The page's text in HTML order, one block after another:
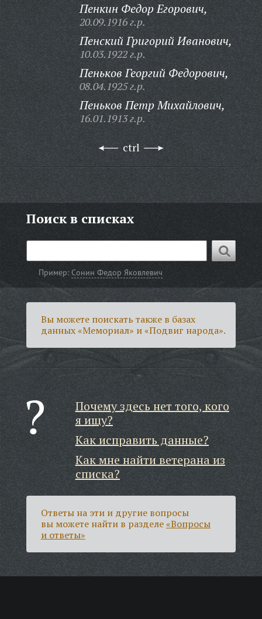
Пенкин Федор Егорович,
20.09.1916 г.р.
Пенский Григорий Иванович,
10.03.1922 г.р.
Пеньков Георгий Федорович,
08.04.1925 г.р.
Пеньков Петр Михайлович,
16.01.1913 г.р.
ctrl
Поиск в списках
Пример:Сонин Федор Яковлевич
Вы можете поискать также в базах
данных «Мемориал» и «Подвиг народа».
Почему здесь нет того, кого
я ищу?
Как исправить данные?
Как мне найти ветерана из
списка?
Ответы на эти и другие вопросы
вы можете найти в разделе«Вопросы
и ответы»